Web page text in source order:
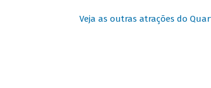
Veja as outras atrações do